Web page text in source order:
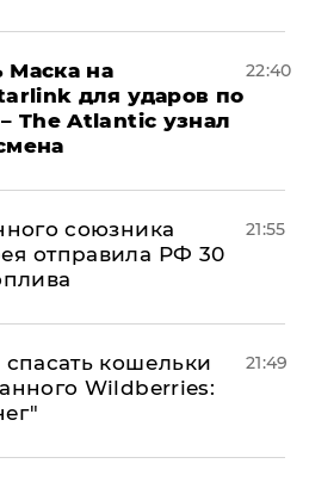
Маска на
для ударов по
The Atlantic узнал
22:40
союзника
отправила РФ 30
21:55
кошельки
Wildberries:
21:49